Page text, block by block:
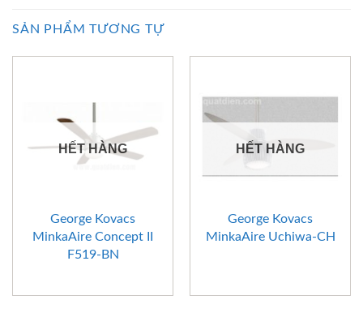
SẢN PHẨM TƯƠNG TỰ
HẾT HÀNG
George Kovacs
MinkaAire Concept II
F519-BN
HẾT HÀNG
George Kovacs
MinkaAire Uchiwa-CH